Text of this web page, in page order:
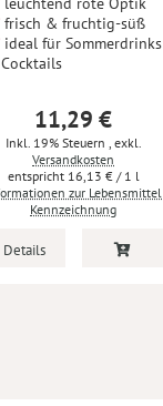
frisch & fruchtig-süß
ideal für Sommerdrinks
11,29 €
Inkl. 19% Steuern , exkl.
Versandkosten
16,13 €/ 1 l
zur Lebensmittel
Kennzeichnung
Details